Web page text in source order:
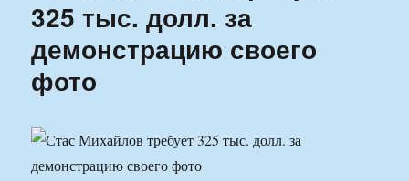
325 тыс. долл. за
демонстрацию своего
фото